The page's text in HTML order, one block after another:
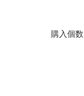
購入個数